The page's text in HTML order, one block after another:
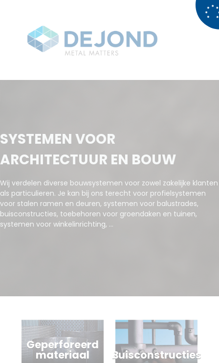
SYSTEMEN VOOR
ARCHITECTUUR EN BOUW
Wij verdelen diverse bouwsystemen voor zowel zakelijke klanten
als particulieren. Je kan bij ons terecht voor profielsystemen
voor stalen ramen en deuren, systemen voor balustrades,
buisconstructies, toebehoren voor groendaken en tuinen,
systemen voor winkelinrichting, ...
Geperforeerd
materiaal Buisconstructies